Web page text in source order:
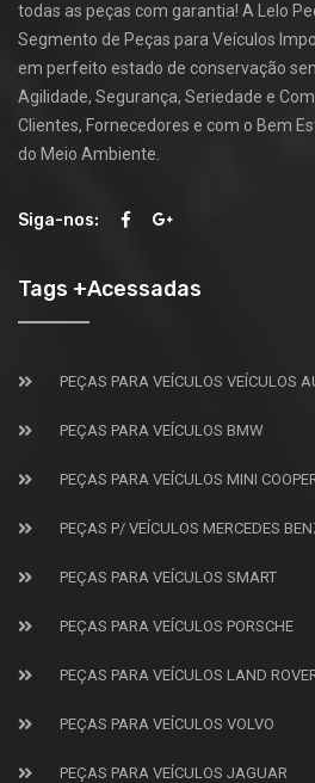
todas as peças com garantia! A Lelo
Segmento de Peças para Veículos
em perfeito estado de conservação
Agilidade, Segurança, Seriedade e
Clientes, Fornecedores e com o Bem
do Meio Ambiente.
Siga-nos:
Tags +Acessadas
PEÇAS PARA VEÍCULOS VEÍCULOS
PEÇAS PARA VEÍCULOS BMW
PEÇAS PARA VEÍCULOS MINI
PEÇAS P/ VEÍCULOS MERCEDES
PEÇAS PARA VEÍCULOS SMART
PEÇAS PARA VEÍCULOS PORSCHE
PEÇAS PARA VEÍCULOS LAND
PEÇAS PARA VEÍCULOS VOLVO
PEÇAS PARA VEÍCULOS JAGUAR